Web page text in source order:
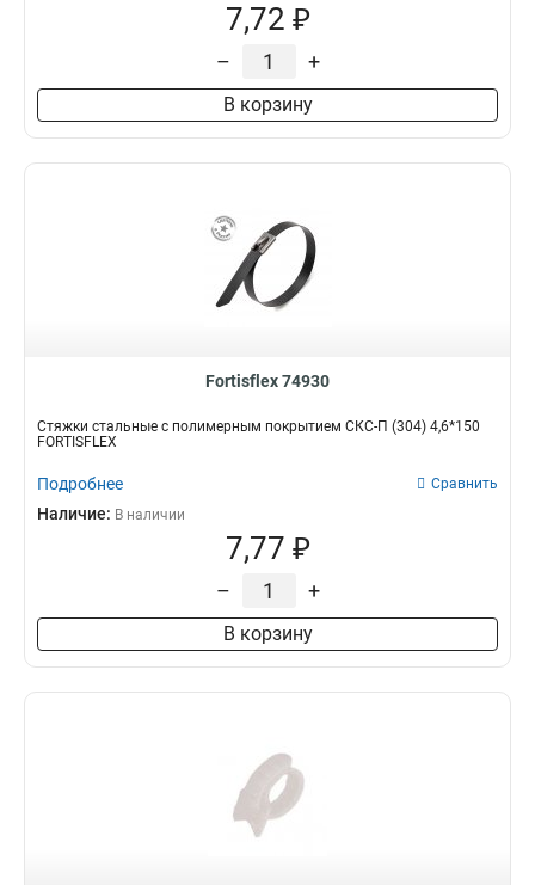
7,72 ₽
– +
В корзину
Fortisflex 74930
Стяжки стальные с полимерным покрытием СКС-П (304) 4,6*150
FORTISFLEX
Подробнее Сравнить
Наличие: В наличии
7,77 ₽
– +
В корзину